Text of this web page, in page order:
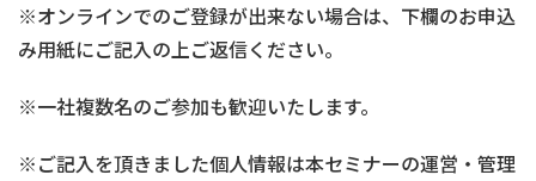
※オンラインでのご登録が出来ない場合は、下欄のお申込
み用紙にご記入の上ご返信ください。
※一社複数名のご参加も歓迎いたします。
※ご記入を頂きました個人情報は本セミナーの運営・管理